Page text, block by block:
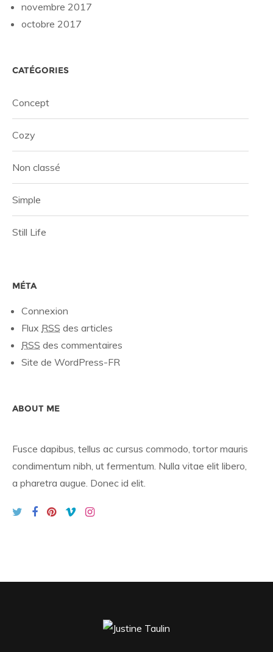
novembre 2017
octobre 2017
CATÉGORIES
Concept
Cozy
Non classé
Simple
Still Life
MÉTA
Connexion
Flux RSS des articles
RSS des commentaires
Site de WordPress-FR
ABOUT ME
Fusce dapibus, tellus ac cursus commodo, tortor mauris
condimentum nibh, ut fermentum. Nulla vitae elit libero,
a pharetra augue. Donec id elit.